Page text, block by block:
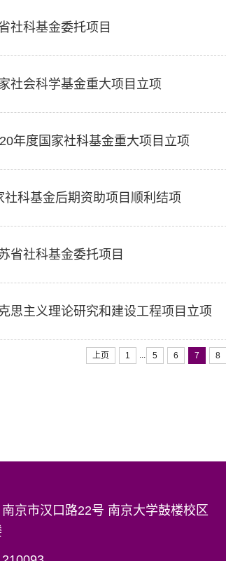
社科基金委托项目
社会科学基金重大项目立项
年度国家社科基金重大项目立项
科基金后期资助项目顺利结项
省社科基金委托项目
思主义理论研究和建设工程项目立项
上页 1 ... 5 6 7 8
京市汉口路22号 南京大学鼓楼校区